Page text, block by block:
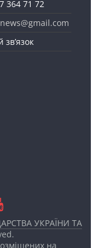
364 71 72
зв’язок
УКРАЇНИ ТА
на